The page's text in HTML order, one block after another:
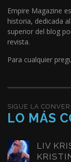
Empire Magazine
historia, dedicada
superior del blog
revista.
Para cualquier
SIGUE LA
LO MÁS
LIV